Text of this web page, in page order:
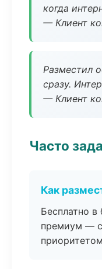
когда
— Клиент
Разместил
сразу.
— Клиент
Часто
Как
Бесплатно в
премиум —